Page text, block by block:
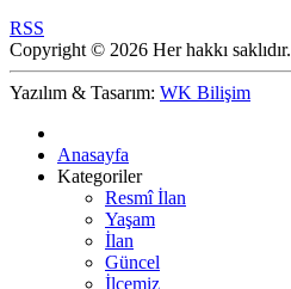
RSS
Copyright © 2026 Her hakkı saklıdır.
Yazılım & Tasarım: WK Bilişim
Anasayfa
Kategoriler
Resmî İlan
Yaşam
İlan
Güncel
İlçemiz